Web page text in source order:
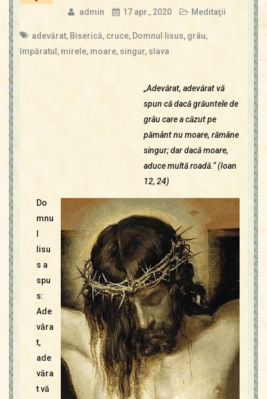
admin 17 apr., 2020 Meditaţii
adevărat, Biserică, cruce, Domnul Iisus, grâu,
împăratul , mirele, moare, singur, slava
„Adevărat, adevărat vă
spun că dacă grăuntele de
grâu care a căzut pe
pământ nu moare, rămâne
singur; dar dacă moare,
aduce multă roadă.“ (Ioan
12, 24)
Do
mnu
Iisu
s a
spu
s:
Ade
văra
t,
ade
văra
t vă